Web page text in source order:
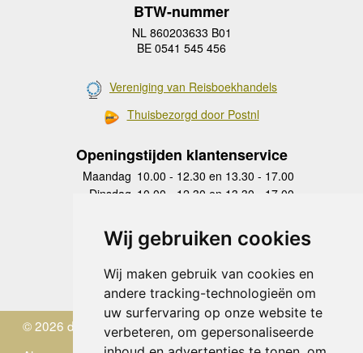
Wij gebruiken cookies
Wij maken gebruik van cookies en
andere tracking-technologieën om
uw surfervaring op onze website te
verbeteren, om gepersonaliseerde
BTW-nummer
NL 860203633 B01
BE 0541 545 456
Vereniging van Reisboekhandels
Thuisbezorgd door Postnl
Openingstijden klantenservice
Maandag 10.00 - 12.30 en 13.30 - 17.00
Dinsdag 10.00 - 12.30 en 13.30 - 17.00
Donderdag
10.00 - 12.30 en 13.30 - 17.00
Vrijdag 10.00 - 12.30 en 13.30 - 17.00
Zaterdag
gesloten
Zondag gesloten
© 2026 de Zwerver